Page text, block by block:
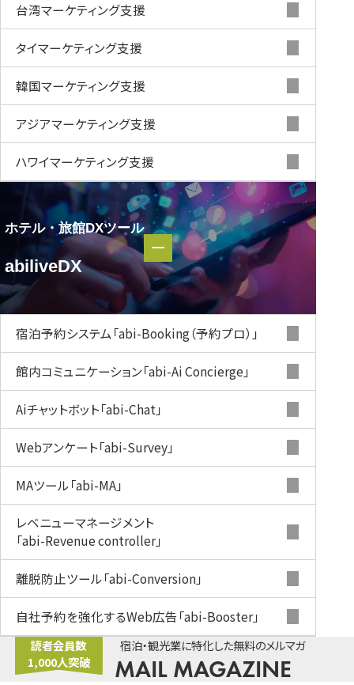
台湾マーケティング支援
タイマーケティング支援
韓国マーケティング支援
アジアマーケティング支援
ハワイマーケティング支援
ホテル・
旅館DXツール
abiliveDX
ホテル・旅館DXツール
abiliveDX
宿泊予約システム 「abi-Booking（予約プロ）」
館内コミュニケーション「abi-Ai Concierge」
Aiチャットボット「abi-Chat」
Webアンケート「abi-Survey」
MAツール「abi-MA」
レベニューマネージメント
「abi-Revenue controller」
離脱防止ツール「abi-Conversion」
自社予約を強化するWeb広告 「abi-Booster」
宿泊・観光業に特化した無料のメルマガ
MAIL MAGAZINE
読者会員数
1,000人突破